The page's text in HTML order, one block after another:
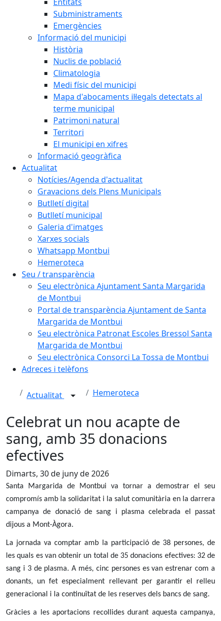
Subministraments
Emergències
Informació del municipi
Història
Nuclis de població
Climatologia
Medi físic del municipi
Mapa d'abocaments il·legals detectats al
terme municipal
Patrimoni natural
Territori
El municipi en xifres
Informació geogràfica
Actualitat
Notícies/Agenda d'actualitat
Gravacions dels Plens Municipals
Butlletí digital
Butlletí municipal
Galeria d'imatges
Xarxes socials
Whatsapp Montbui
Hemeroteca
Seu / transparència
Seu electrònica Ajuntament Santa Margarida
de Montbui
Portal de transparència Ajuntament de Santa
Margarida de Montbui
Seu electrònica Patronat Escoles Bressol Santa
Margarida de Montbui
Seu electrònica Consorci La Tossa de Montbui
Adreces i telèfons
Actualitat Hemeroteca
Celebrat un nou acapte de
sang, amb 35 donacions
efectives
Dimarts, 30 de juny de 2026
Santa Margarida de Montbui va tornar a demostrar el seu
compromís amb la solidaritat i la salut comunitària en la darrera
campanya de donació de sang i plasma celebrada el passat
dijous a Mont-Àgora.
La jornada va comptar amb la participació de 38 persones, de
les quals es van obtenir un total de 35 donacions efectives: 32 de
sang i 3 de plasma. A més, cinc persones es van estrenar com a
donants, un fet especialment rellevant per garantir el relleu
generacional i la continuïtat de les reserves dels bancs de sang.
Gràcies a les aportacions recollides durant aquesta campanya,